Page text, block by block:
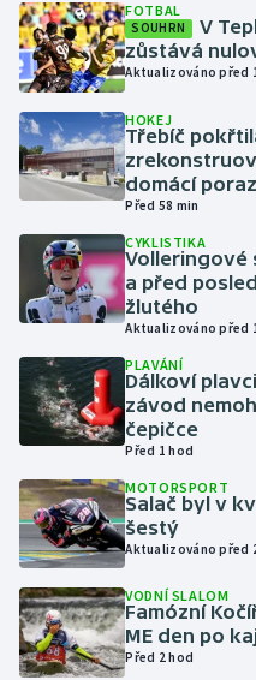
Házená
Jezdectví
Judo
Krasobruslení
Lezení
Lyže a snowboard
Moderní pětiboj
Motorsport
Olympijské hry
Parasport
Plavání
Plážový volejbal
FOTBAL
SOUHRN
V
zůstává
Aktualizováno před
HOKEJ
Třebíč
domácí
Před 58 min
CYKLISTIKA
Volleringové
a před
žlutého
Aktualizováno před
PLAVÁNÍ
Dálkoví
závod
čepičce
Před 1 hod
MOTORSPORT
Salač byl v
šestý
Aktualizováno před
VODNÍ SLALOM
Famózní
ME den po
Před 2 hod